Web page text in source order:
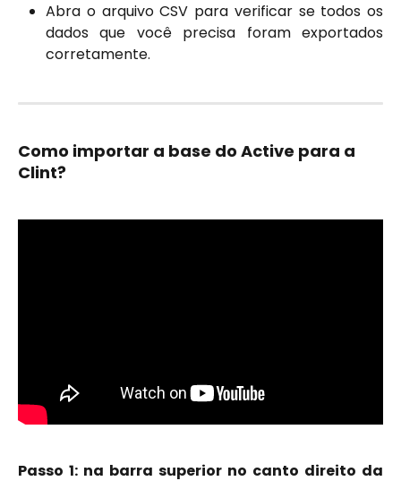
Abra o arquivo CSV para verificar se todos os
dados que você precisa foram exportados
corretamente.
Como importar a base do Active para a
Clint?
Passo 1: na barra superior no canto direito da